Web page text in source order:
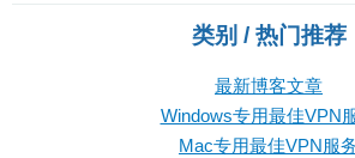
类别 / 热门推荐
最新博客文章
Windows专用最佳VPN
Mac专用最佳VPN服